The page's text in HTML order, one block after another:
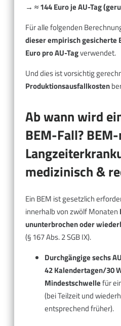
→ ≈ 144 Euro je AU-Tag
Für alle folgenden
dieser empirisch gesicherte
Euro pro AU-Tagverwendet.
Und dies ist vorsichtig
Produktionsausfallkosten
Ab wann wird
BEM-Fall?
medizinisch &
Ein BEM ist gesetzlich
innerhalb von zwölf Monaten
ununterbrochen oder
(§ 167 Abs. 2 SGB IX).
Durchgängige sechs
42 Kalendertagen/30
Mindestschwellefür
(bei Teilzeit und
entsprechend früher).